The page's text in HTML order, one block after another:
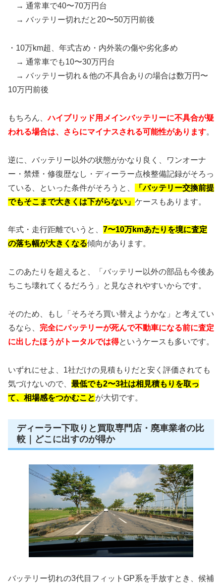
→ 通常車で40〜70万円台
→ バッテリー切れだと20〜50万円前後
・10万km超、年式古め・内外装の傷や劣化多め
→ 通常車でも10〜30万円台
→ バッテリー切れ＆他の不具合ありの場合は数万円〜
10万円前後
もちろん、ハイブリッド用メインバッテリーに不具合が疑
われる場合は、さらにマイナスされる可能性があります。
逆に、バッテリー以外の状態がかなり良く、ワンオーナ
ー・禁煙・修復歴なし・ディーラー点検整備記録がそろっ
ている、といった条件がそろうと、
「バッテリー交換前提
でもそこまで大きくは下がらない」 ケースもあります。
年式・走行距離でいうと、 7〜10万kmあたりを境に査定
の落ち幅が大きくなる傾向があります。
このあたりを超えると、「バッテリー以外の部品も今後あ
ちこち壊れてくるだろう」と見なされやすいからです。
そのため、もし「そろそろ買い替えようかな」と考えてい
るなら、 完全にバッテリーが死んで不動車になる前に査定
に出したほうがトータルでは得というケースも多いです。
いずれにせよ、1社だけの見積もりだと安く評価されても
気づけないので、 最低でも2〜3社は相見積もりを取っ
て、相場感をつかむことが大切です。
ディーラー下取りと買取専門店・廃車業者の比
較｜どこに出すのが得か
バッテリー切れの3代目フィットGP系を手放すとき、候補